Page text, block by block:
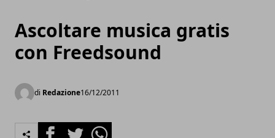
Ascoltare musica gratis
con Freedsound
di Redazione16/12/2011
FacebookTwitterWhatsapp